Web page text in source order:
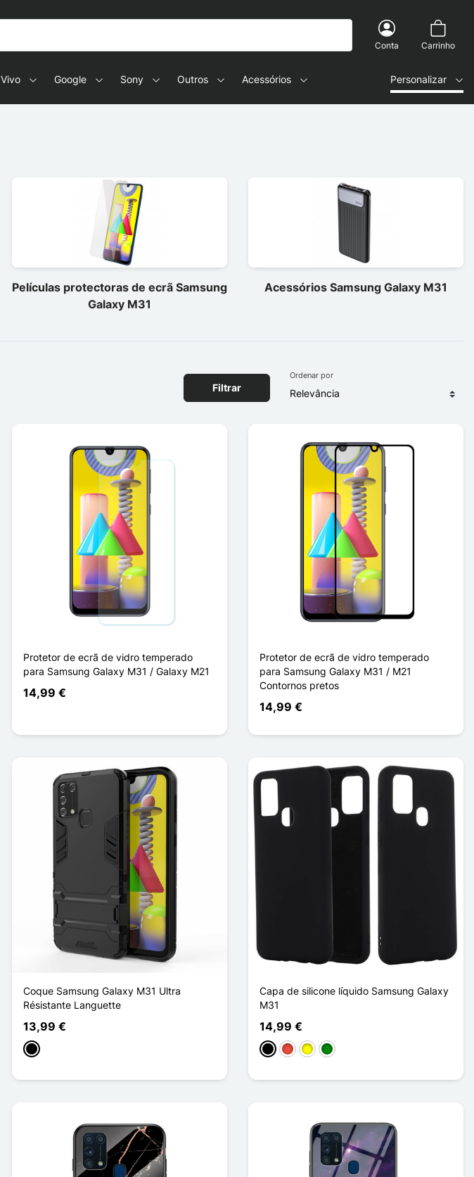
Conta Carrinho
Vivo Google Sony Outros Acessórios Personalizar
Películas protectoras de ecrã Samsung
Galaxy M31
Acessórios Samsung Galaxy M31
Filtrar
Ordenar por
Protetor de ecrã de vidro temperado
para Samsung Galaxy M31 / Galaxy M21
14,99 €
Protetor de ecrã de vidro temperado
para Samsung Galaxy M31 / M21
Contornos pretos
14,99 €
Coque Samsung Galaxy M31 Ultra
Résistante Languette
13,99 €
Preto
Capa de silicone líquido Samsung Galaxy
M31
14,99 €
PretoVermelho
Amarelo
Verde